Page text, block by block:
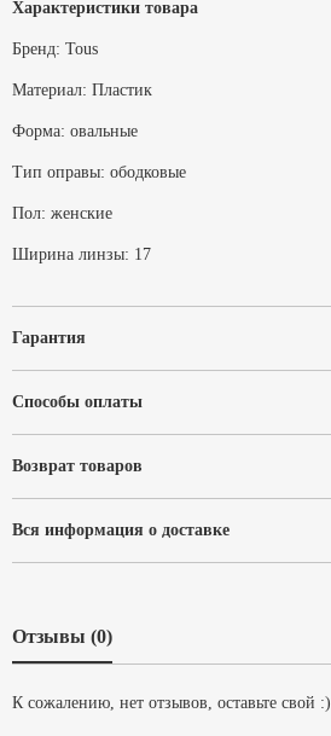
Характеристики товара
Бренд: Tous
Материал: Пластик
Форма: овальные
Тип оправы: ободковые
Пол: женские
Ширина линзы: 17
Гарантия
Способы оплаты
Возврат товаров
Вся информация о доставке
Отзывы (0)
К сожалению, нет отзывов, оставьте свой :)